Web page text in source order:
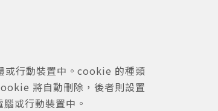
或行動裝置中。cookie 的種類
將自動刪除，後者則設置
或行動裝置中。